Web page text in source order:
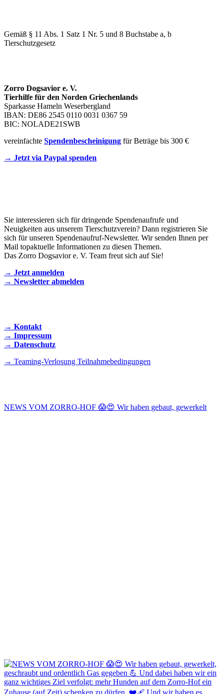
Gemäß § 11 Abs. 1 Satz 1 Nr. 5 und 8 Buchstabe a, b
Tierschutzgesetz
Zorro Dogsavior e. V.
Tierhilfe für den Norden Griechenlands
Sparkasse Hameln Weserbergland
IBAN: DE86 2545 0110 0031 0367 59
BIC: NOLADE21SWB
vereinfachte Spendenbescheinigung für Beträge bis 300 €
→ Jetzt via Paypal spenden
Sie interessieren sich für dringende Spendenaufrufe und
Neuigkeiten aus unserem Tierschutzverein? Dann registrieren Sie
sich für unseren Spendenaufruf-Newsletter. Wir senden Ihnen per
Mail topaktuelle Informationen zu diesen Themen.
Das Zorro Dogsavior e. V. Team freut sich auf Sie!
→ Jetzt anmelden
→ Newsletter abmelden
→ Kontakt
→ Impressum
→ Datenschutz
→ Teaming-Verlosung Teilnahmebedingungen
NEWS VOM ZORRO-HOF 😱😍 Wir haben gebaut, gewerkelt